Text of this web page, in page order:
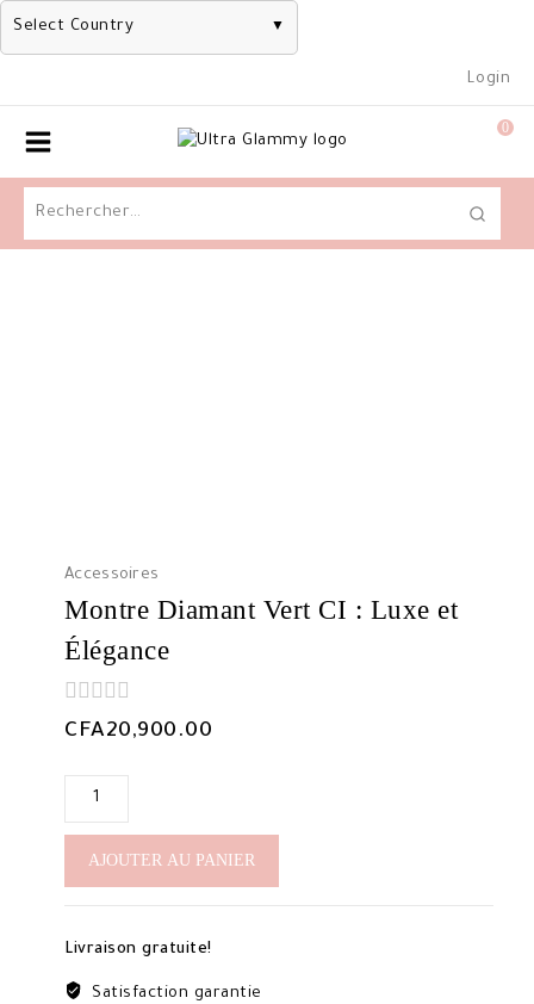
Select Country ▼
Login
0
Rechercher :
Accessoires
Montre Diamant Vert CI : Luxe et
Élégance
0
out
CFA20,900.00
quantité
Vert
Luxe
AJOUTER AU PANIER
Livraison gratuite!
Satisfaction garantie